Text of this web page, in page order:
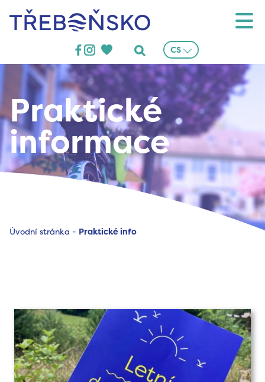
Třeboňsko CS
Praktické
informace
Úvodní stránka - Praktické info